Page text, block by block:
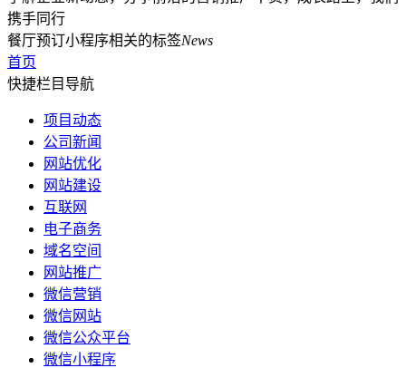
携手同行
餐厅预订小程序相关的标签News
首页
快捷栏目导航
项目动态
公司新闻
网站优化
网站建设
互联网
电子商务
域名空间
网站推广
微信营销
微信网站
微信公众平台
微信小程序